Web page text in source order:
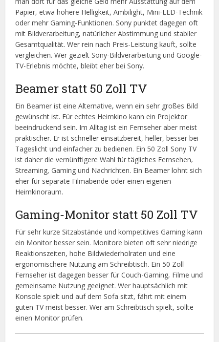
Papier, etwa höhere Helligkeit, Ambilight, Mini-LED-Technik
oder mehr Gaming-Funktionen. Sony punktet dagegen oft
mit Bildverarbeitung, natürlicher Abstimmung und stabiler
Gesamtqualität. Wer rein nach Preis-Leistung kauft, sollte
vergleichen. Wer gezielt Sony-Bildverarbeitung und Google-
TV-Erlebnis möchte, bleibt eher bei Sony.
Beamer statt 50 Zoll TV
Ein Beamer ist eine Alternative, wenn ein sehr großes Bild
gewünscht ist. Für echtes Heimkino kann ein Projektor
beeindruckend sein. Im Alltag ist ein Fernseher aber meist
praktischer. Er ist schneller einsatzbereit, heller, besser bei
Tageslicht und einfacher zu bedienen. Ein 50 Zoll Sony TV
ist daher die vernünftigere Wahl für tägliches Fernsehen,
Streaming, Gaming und Nachrichten. Ein Beamer lohnt sich
eher für separate Filmabende oder einen eigenen
Heimkinoraum.
Gaming-Monitor statt 50 Zoll TV
Für sehr kurze Sitzabstände und kompetitives Gaming kann
ein Monitor besser sein. Monitore bieten oft sehr niedrige
Reaktionszeiten, hohe Bildwiederholraten und eine
ergonomischere Nutzung am Schreibtisch. Ein 50 Zoll
Fernseher ist dagegen besser für Couch-Gaming, Filme und
gemeinsame Nutzung geeignet. Wer hauptsächlich mit
Konsole spielt und auf dem Sofa sitzt, fährt mit einem
guten TV meist besser. Wer am Schreibtisch spielt, sollte
einen Monitor prüfen.